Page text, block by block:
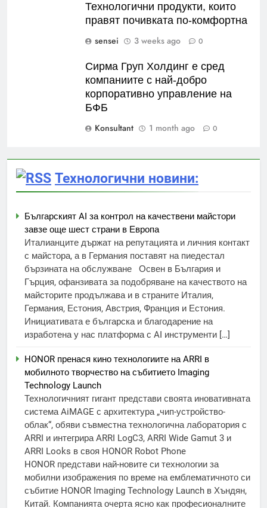
Технологични продукти, които
правят почивката по-комфортна
sensei
3 weeks ago 0
Сирма Груп Холдинг е сред
компаниите с най-добро
корпоративно управление на
БФБ
Konsultant
1 month ago 0
Технологични новини:
Българският AI за контрол на качествени майстори
завзе още шест страни в Европа
Италианците държат на репутацията и личния контакт
с майстора, а в Германия поставят на пиедестал
бързината на обслужване Освен в България и
Гърция, офанзивата за подобряване на качеството на
майсторите продължава и в страните Италия,
Германия, Естония, Австрия, Франция и Естония.
Инициативата е българска и благодарение на
изработена у нас платформа с AI инструменти […]
HONOR пренася кино технологиите на ARRI в
мобилното творчество на събитието Imaging
Technology Launch
Технологичният гигант представи своята иновативната
система AiMAGE с архитектура „чип-устройство-
облак“, обяви съвместна технологична лаборатория с
ARRI и интегрира ARRI LogC3, ARRI Wide Gamut 3 и
ARRI Looks в своя HONOR Robot Phone
HONOR представи най-новите си технологии за
мобилни изображения по време на емблематичното си
събитие HONOR Imaging Technology Launch в Хъндян,
Китай. Компанията очерта ясно как професионалните